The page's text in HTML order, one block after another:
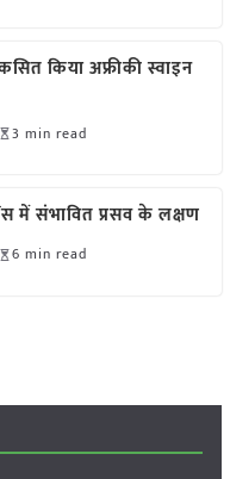
किया अफ्रीकी स्वाइन
3 min read
में संभावित प्रसव के लक्षण
6 min read